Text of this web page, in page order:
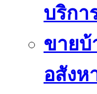
บริกา
ขายบ้
อสังห